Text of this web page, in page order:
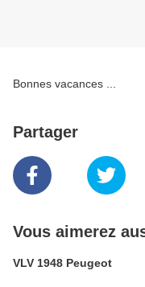
Bonnes vacances ...
Partager
Vous aimerez
VLV 1948 Peugeot